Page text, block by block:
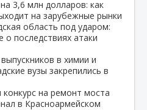
3,6 млн долларов: как
на зарубежные рынки
область под ударом:
о последствиях атаки
в химии и
вузы закрепились в
на ремонт моста
в Красноармейском